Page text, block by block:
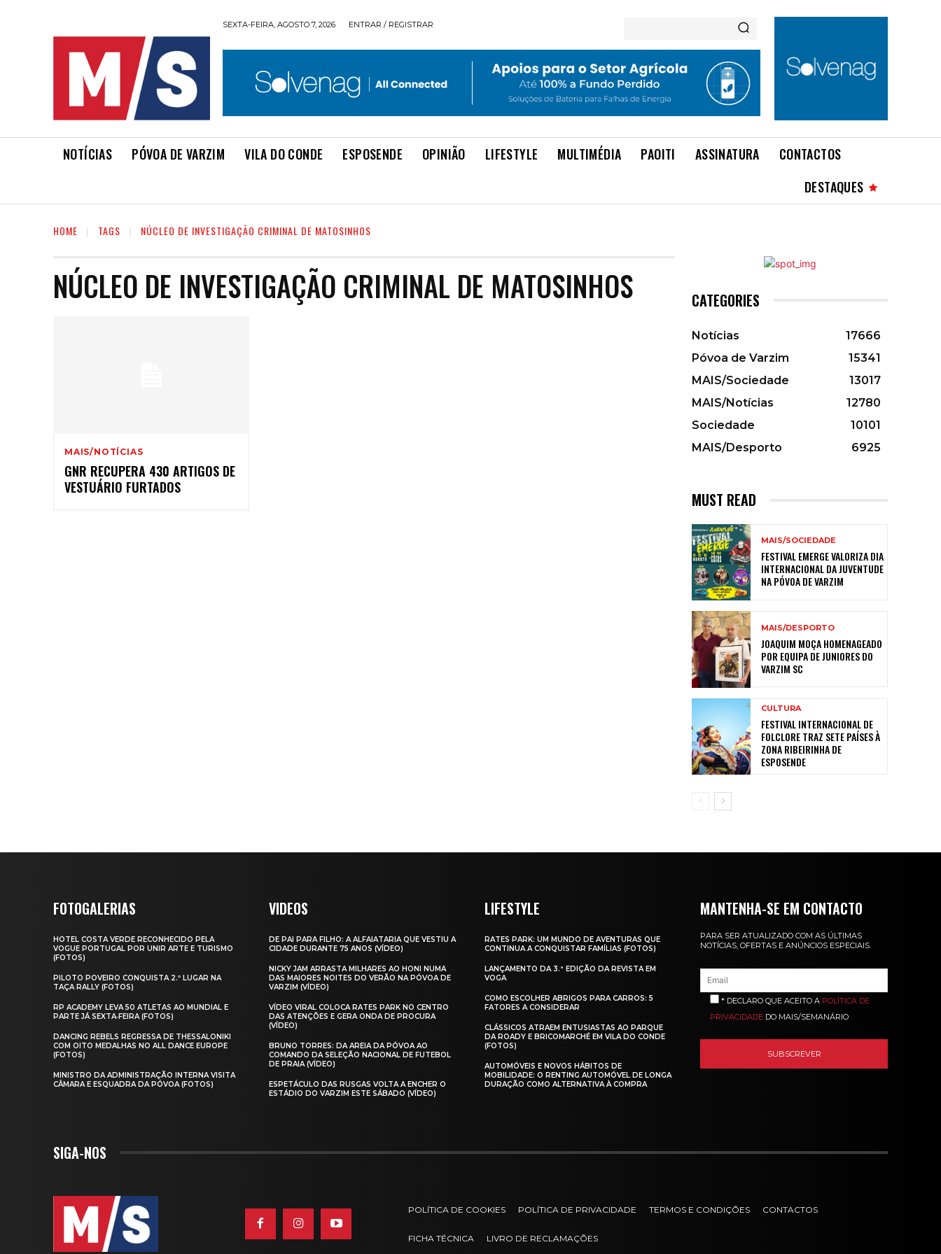
SEXTA-FEIRA, AGOSTO 7, 2026 ENTRAR / REGISTRAR
NOTÍCIAS PÓVOA DE VARZIM VILA DO CONDE ESPOSENDE OPINIÃO LIFESTYLE MULTIMÉDIA PAOITI ASSINATURA
CONTACTOS
DESTAQUES
HOME TAGS NÚCLEO DE INVESTIGAÇÃO CRIMINAL DE MATOSINHOS
NÚCLEO DE INVESTIGAÇÃO CRIMINAL DE MATOSINHOS
MAIS/NOTÍCIAS
GNR RECUPERA 430 ARTIGOS DE
VESTUÁRIO FURTADOS
CATEGORIES
Notícias
17666
Póvoa de Varzim
15341
MAIS/Sociedade
13017
MAIS/Notícias
12780
Sociedade
10101
MAIS/Desporto
6925
MUST READ
MAIS/SOCIEDADE
FESTIVAL EMERGE VALORIZA DIA
INTERNACIONAL DA JUVENTUDE
NA PÓVOA DE VARZIM
MAIS/DESPORTO
JOAQUIM MOÇA HOMENAGEADO
POR EQUIPA DE JUNIORES DO
VARZIM SC
CULTURA
FESTIVAL INTERNACIONAL DE
FOLCLORE TRAZ SETE PAÍSES À
ZONA RIBEIRINHA DE
ESPOSENDE
FOTOGALERIAS
HOTEL COSTA VERDE RECONHECIDO PELA
VOGUE PORTUGAL POR UNIR ARTE E TURISMO
(FOTOS)
PILOTO POVEIRO CONQUISTA 2.º LUGAR NA
TAÇA RALLY (FOTOS)
RP ACADEMY LEVA 50 ATLETAS AO MUNDIAL E
PARTE JÁ SEXTA‑FEIRA (FOTOS)
DANCING REBELS REGRESSA DE THESSALONIKI
COM OITO MEDALHAS NO ALL DANCE EUROPE
(FOTOS)
MINISTRO DA ADMINISTRAÇÃO INTERNA VISITA
CÂMARA E ESQUADRA DA PÓVOA (FOTOS)
VIDEOS
DE PAI PARA FILHO: A ALFAIATARIA QUE VESTIU A
CIDADE DURANTE 75 ANOS (VÍDEO)
NICKY JAM ARRASTA MILHARES AO HONI NUMA
DAS MAIORES NOITES DO VERÃO NA PÓVOA DE
VARZIM (VÍDEO)
VÍDEO VIRAL COLOCA RATES PARK NO CENTRO
DAS ATENÇÕES E GERA ONDA DE PROCURA
(VÍDEO)
BRUNO TORRES: DA AREIA DA PÓVOA AO
COMANDO DA SELEÇÃO NACIONAL DE FUTEBOL
DE PRAIA (VÍDEO)
ESPETÁCULO DAS RUSGAS VOLTA A ENCHER O
ESTÁDIO DO VARZIM ESTE SÁBADO (VÍDEO)
LIFESTYLE
RATES PARK: UM MUNDO DE AVENTURAS QUE
CONTINUA A CONQUISTAR FAMÍLIAS (FOTOS)
LANÇAMENTO DA 3.ª EDIÇÃO DA REVISTA EM
VOGA
COMO ESCOLHER ABRIGOS PARA CARROS: 5
FATORES A CONSIDERAR
CLÁSSICOS ATRAEM ENTUSIASTAS AO PARQUE
DA ROADY E BRICOMARCHÉ EM VILA DO CONDE
(FOTOS)
AUTOMÓVEIS E NOVOS HÁBITOS DE
MOBILIDADE: O RENTING AUTOMÓVEL DE LONGA
DURAÇÃO COMO ALTERNATIVA À COMPRA
MANTENHA-SE EM CONTACTO
PARA SER ATUALIZADO COM AS ÚLTIMAS
NOTÍCIAS, OFERTAS E ANÚNCIOS ESPECIAIS.
* DECLARO QUE ACEITO A POLÍTICA DE
PRIVACIDADE DO MAIS/SEMANÁRIO
SIGA-NOS
POLÍTICA DE COOKIES POLÍTICA DE PRIVACIDADE TERMOS E CONDIÇÕES CONTACTOS
FICHA TÉCNICA LIVRO DE RECLAMAÇÕES